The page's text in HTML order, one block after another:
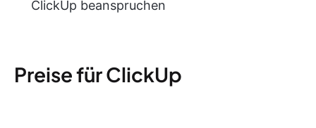
ClickUp beanspruchen
Preise für ClickUp